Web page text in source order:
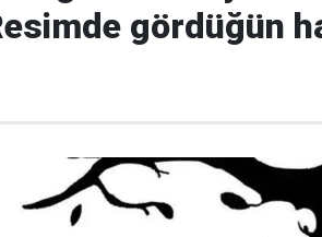
gördüğün